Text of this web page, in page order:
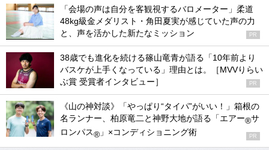
「会場の声は自分を客観視するバロメーター」柔道
48kg級金メダリスト・角田夏実が感じていた声の力
と、声を活かした新たなミッション
PR
38歳でも進化を続ける篠山竜青が語る「10年前より
バスケが上手くなっている」理由とは。［MVVりらい
ぶ賞 受賞者インタビュー］
PR
《山の神対談》「やっぱり“タイパ”がいい！」箱根の
名ランナー、柏原竜二と神野大地が語る「エアー®サ
ロンパス® 」×コンディショニング術 PR